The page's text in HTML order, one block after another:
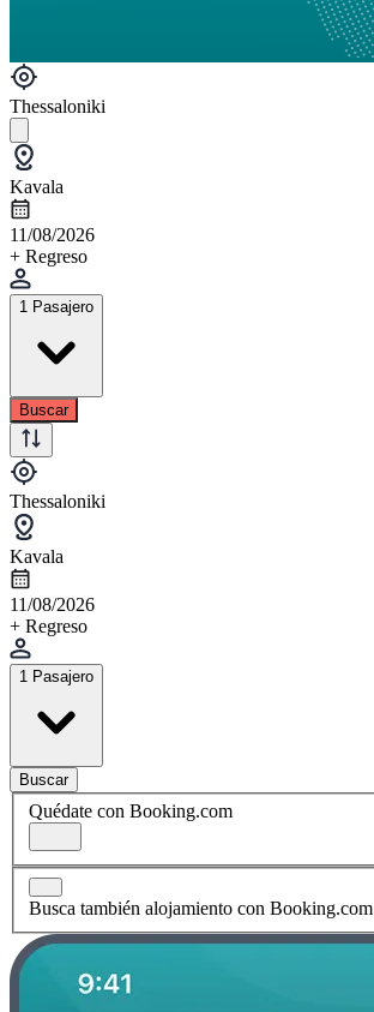
Thessaloniki
Kavala
11/08/2026
+ Regreso
1 Pasajero
Buscar
Thessaloniki
Kavala
11/08/2026
+ Regreso
1 Pasajero
Buscar
Quédate con Booking.com
Busca también alojamiento con Booking.com